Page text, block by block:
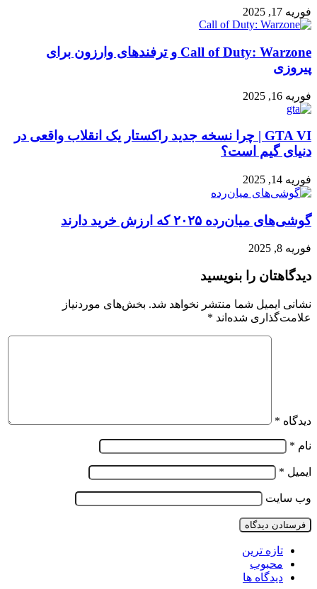
فوریه 17, 2025
Call of Duty: Warzone و ترفندهای وارزون برای
پیروزی
فوریه 16, 2025
GTA VI | چرا نسخه جدید راکستار یک انقلاب واقعی در
دنیای گیم است؟
فوریه 14, 2025
گوشی‌های میان‌رده ۲۰۲۵ که ارزش خرید دارند
فوریه 8, 2025
دیدگاهتان را بنویسید
نشانی ایمیل شما منتشر نخواهد شد. بخش‌های موردنیاز
علامت‌گذاری شده‌اند *
دیدگاه *
نام *
ایمیل *
وب‌ سایت
تازه ترین
محبوب
دیدگاه ها